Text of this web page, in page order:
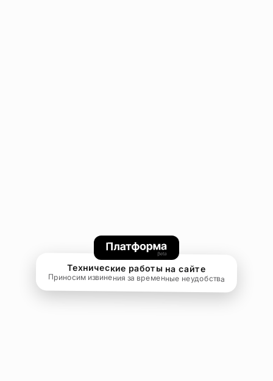
Технические работы на сайте
Приносим извинения за временные неудобства